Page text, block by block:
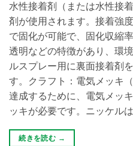
水性接着剤（または水性接
剤が使用されます。接着強
で固化が可能で、固化収縮
透明などの特徴があり、環
ルスプレー用に裏面接着剤
す。クラフト：電気メッキ
達成するために、電気メッ
ッキが必要です。ニッケル
続きを読む →